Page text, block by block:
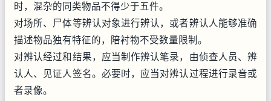
时，混杂的同类物品不得少于五件。
对场所、尸体等辨认对象进行辨认，或者辨认人能够准确
描述物品独有特征的，陪衬物不受数量限制。
对辨认经过和结果，应当制作辨认笔录，由侦查人员、辨
认人、见证人签名。必要时，应当对辨认过程进行录音或
者录像。